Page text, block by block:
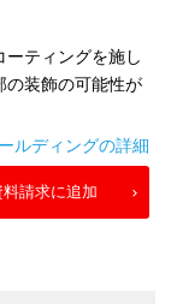
ーティングを施し
の装飾の可能性が
ルディングの詳細
請求に追加